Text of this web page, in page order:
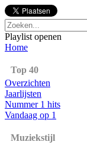
Playlist openen
Home
Top 40
Overzichten
Jaarlijsten
Nummer 1 hits
Vandaag op 1
Muziekstijl